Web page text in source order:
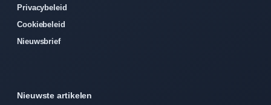
Privacybeleid
Cookiebeleid
Nieuwsbrief
Nieuwste artikelen